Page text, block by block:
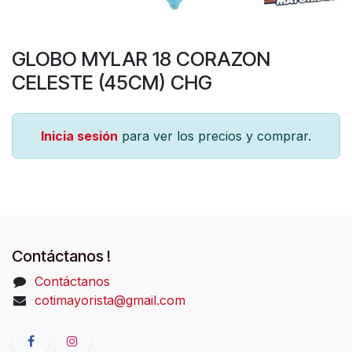
GLOBO MYLAR 18 CORAZON
CELESTE (45CM) CHG
Inicia sesión para ver los precios y comprar.
Contáctanos !
Contáctanos
cotimayorista@gmail.com